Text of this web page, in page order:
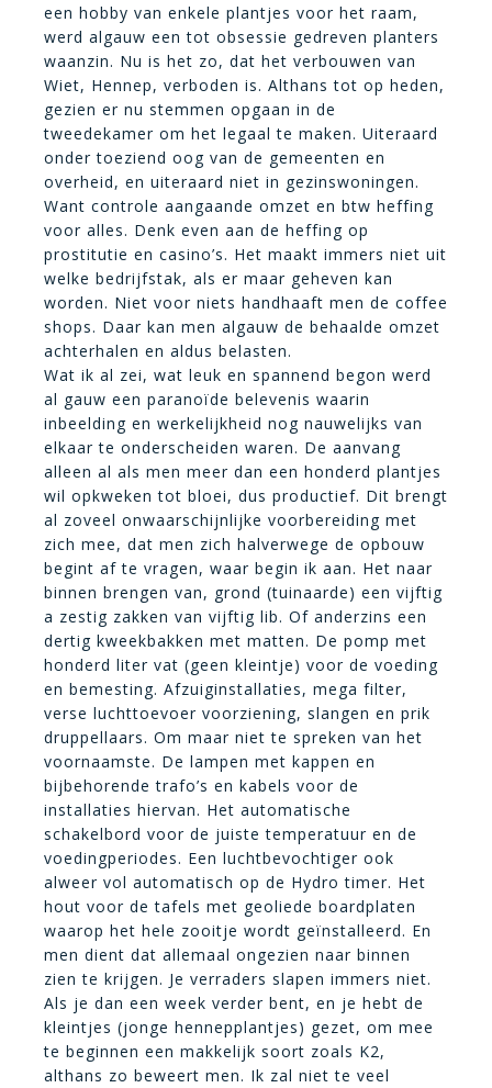
een hobby van enkele plantjes voor het raam,
werd algauw een tot obsessie gedreven planters
waanzin. Nu is het zo, dat het verbouwen van
Wiet, Hennep, verboden is. Althans tot op heden,
gezien er nu stemmen opgaan in de
tweedekamer om het legaal te maken. Uiteraard
onder toeziend oog van de gemeenten en
overheid, en uiteraard niet in gezinswoningen.
Want controle aangaande omzet en btw heffing
voor alles. Denk even aan de heffing op
prostitutie en casino’s. Het maakt immers niet uit
welke bedrijfstak, als er maar geheven kan
worden. Niet voor niets handhaaft men de coffee
shops. Daar kan men algauw de behaalde omzet
achterhalen en aldus belasten.
Wat ik al zei, wat leuk en spannend begon werd
al gauw een paranoïde belevenis waarin
inbeelding en werkelijkheid nog nauwelijks van
elkaar te onderscheiden waren. De aanvang
alleen al als men meer dan een honderd plantjes
wil opkweken tot bloei, dus productief. Dit brengt
al zoveel onwaarschijnlijke voorbereiding met
zich mee, dat men zich halverwege de opbouw
begint af te vragen, waar begin ik aan. Het naar
binnen brengen van, grond (tuinaarde) een vijftig
a zestig zakken van vijftig lib. Of anderzins een
dertig kweekbakken met matten. De pomp met
honderd liter vat (geen kleintje) voor de voeding
en bemesting. Afzuiginstallaties, mega filter,
verse luchttoevoer voorziening, slangen en prik
druppellaars. Om maar niet te spreken van het
voornaamste. De lampen met kappen en
bijbehorende trafo’s en kabels voor de
installaties hiervan. Het automatische
schakelbord voor de juiste temperatuur en de
voedingperiodes. Een luchtbevochtiger ook
alweer vol automatisch op de Hydro timer. Het
hout voor de tafels met geoliede boardplaten
waarop het hele zooitje wordt geïnstalleerd. En
men dient dat allemaal ongezien naar binnen
zien te krijgen. Je verraders slapen immers niet.
Als je dan een week verder bent, en je hebt de
kleintjes (jonge hennepplantjes) gezet, om mee
te beginnen een makkelijk soort zoals K2,
althans zo beweert men. Ik zal niet te veel